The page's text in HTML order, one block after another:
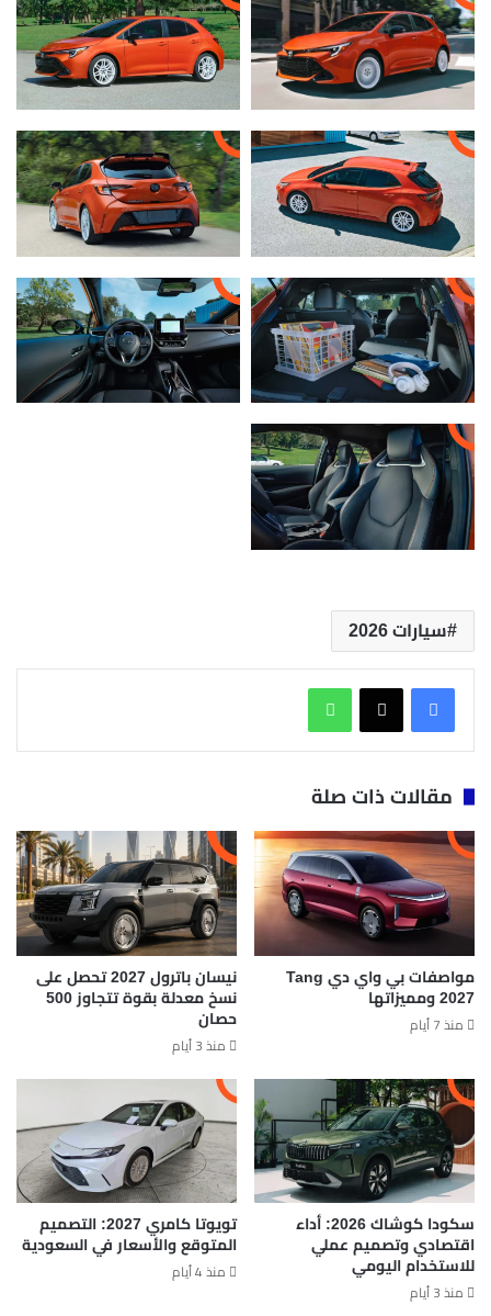
سيارات 2026
مقالات ذات صلة
مواصفات بي واي دي Tang
2027 ومميزاتها
منذ 7 أيام
نيسان باترول 2027 تحصل على
نسخ معدلة بقوة تتجاوز 500
حصان
منذ 3 أيام
سكودا كوشاك 2026: أداء
اقتصادي وتصميم عملي
للاستخدام اليومي
منذ 3 أيام
تويوتا كامري 2027: التصميم
المتوقع والأسعار في السعودية
منذ 4 أيام